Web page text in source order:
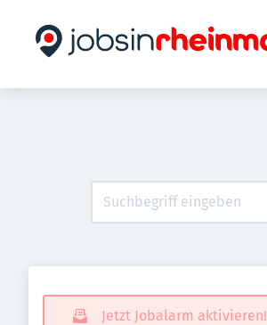
Jetzt Jobalarm aktivieren!